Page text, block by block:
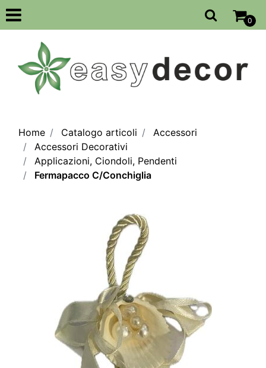
Open
0
Home Catalogo articoli
Accessori
Accessori Decorativi
Applicazioni, Ciondoli, Pendenti
Fermapacco C/Conchiglia